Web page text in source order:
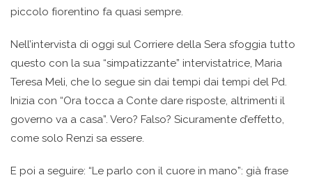
piccolo fiorentino fa quasi sempre.
Nell’intervista di oggi sul Corriere della Sera sfoggia tutto
questo con la sua “simpatizzante” intervistatrice, Maria
Teresa Meli, che lo segue sin dai tempi dai tempi del Pd.
Inizia con “Ora tocca a Conte dare risposte, altrimenti il
governo va a casa”. Vero? Falso? Sicuramente d’effetto,
come solo Renzi sa essere.
E poi a seguire: “Le parlo con il cuore in mano”: già frase